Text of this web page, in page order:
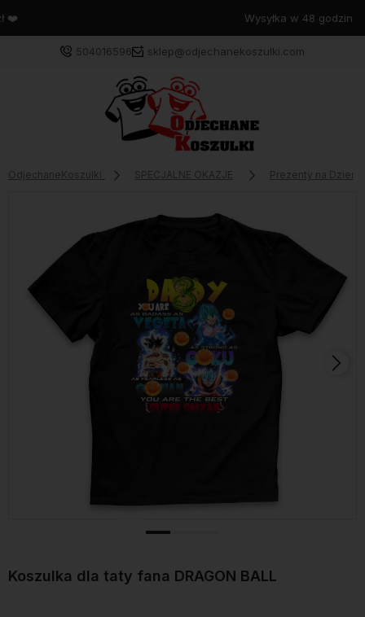
504016596 sklep@odjechanekoszulki.com
OdjechaneKoszulki SPECJALNE OKAZJE Prezenty na Dzień
Koszulka dla taty fana DRAGON BALL